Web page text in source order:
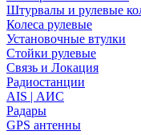
Штурвалы и рулевые
Колеса рулевые
Установочные втулки
Стойки рулевые
Связь и Локация
Радиостанции
AIS | АИС
Радары
GPS антенны